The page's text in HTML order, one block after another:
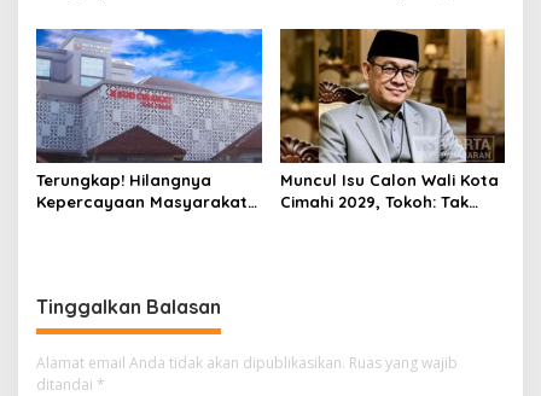
Ditangkap Polisi
Terungkap! Hilangnya
Kepercayaan Masyarakat
Muncul Isu Calon Wali Kota
Cimahi 2029, Tokoh: Tak
Tinggalkan Balasan
Alamat email Anda tidak akan dipublikasikan. Ruas yang wajib
ditandai *